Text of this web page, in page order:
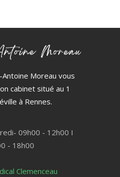
Moreau vous
cabinet situé au 1
à Rennes.
09h00 - 12h00 I
- 18h00
Clemenceau